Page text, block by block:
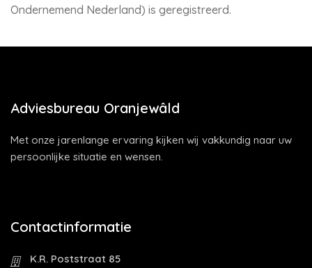
Ondernemend Nederland) is geregistreerd.
Adviesbureau Oranjewâld
Met onze jarenlange ervaring kijken wij vakkundig naar uw
persoonlijke situatie en wensen.
Contactinformatie
K.R. Poststraat 85